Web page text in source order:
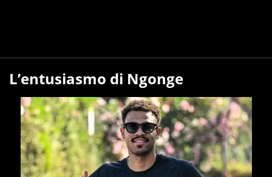
L’entusiasmo di Ngonge